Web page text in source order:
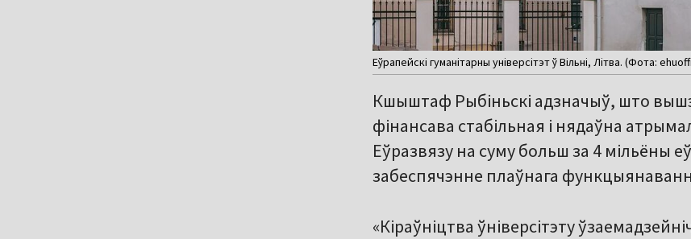
Еўрапейскі гуманітарны універсітэт ў Вільні, Літва. (Фота:
Кшыштаф Рыбіньскі адзначыў, што
фінансава стабільная і нядаўна
Еўразвязу на суму больш за 4 мільёны
забеспячэнне плаўнага
«Кіраўніцтва ўніверсітэту